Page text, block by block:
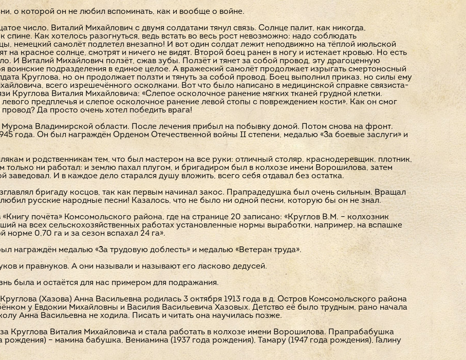
о которой он не любил вспоминать, как и вообще о войне.
число. Виталий Михайлович с двумя солдатами тянул связь. Солнце палит, как никогда,
спине. Как хотелось разогнуться, ведь встать во весь рост невозможно: надо соблюдать
немецкий самолёт подлетел внезапно! И вот один солдат лежит неподвижно на тёплой июльской
на красное солнце, смотрят и ничего не видят. Второй боец ранен в ногу и истекает кровью. Но есть
И Виталий Михайлович ползёт, сжав зубы. Ползёт и тянет за собой провод, эту драгоценную
подразделения в единое целое. А вражеский самолёт продолжает изрыгать смертоносный
Круглова, но он продолжает ползти и тянуть за собой провод. Боец выполнил приказ, но силы ему
всего изрешечённого осколками. Вот что было написано в медицинской справке связиста-
Круглова Виталия Михайловича: «Слепое осколочное ранение мягких тканей грудной клетки.
предплечья и слепое осколочное ранение левой стопы с повреждением кости». Как он смог
Да просто очень хотел победить врага!
Мурома Владимирской области. После лечения прибыл на побывку домой. Потом снова на фронт.
года. Он был награждён Орденом Отечественной войны II степени, медалью «За боевые заслуги» и
и родственникам тем, что был мастером на все руки: отличный столяр, краснодеревщик, плотник,
только ни работал: и землю пахал плугом, и бригадиром был в колхозе имени Ворошилова, затем
заведовал. И в каждое дело старался душу вложить, всего себя отдавал без остатка.
бригаду косцов, так как первым начинал закос. Прапрадедушка был очень сильным. Вращал
русские народные песни! Казалось, что не было ни одной песни, которую бы он не знал.
почёта» Комсомольского района, где на странице 20 записано: «Круглов В.М. – колхозник
на всех сельскохозяйственных работах установленные нормы выработки, например, на вспашке
норме 0,70 га и за сезон вспахал 24 га».
награждён медалью «За трудовую доблесть» и медалью «Ветеран труда».
и правнуков. А они называли и называют его ласково дедусей.
была и остаётся для нас примером для подражания.
(Хазова) Анна Васильевна родилась 3 октября 1913 года в д. Остров Комсомольского района
у Евдокии Михайловны и Василия Васильевича Хазовых. Детство её было трудным, рано начала
Анна Васильевна не ходила. Писать и читать она научилась позже.
Круглова Виталия Михайловича и стала работать в колхозе имени Ворошилова. Прапрабабушка
рождения) – мамина бабушка, Вениамина (1937 года рождения), Тамару (1947 года рождения), Галину